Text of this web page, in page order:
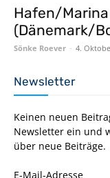
Hafen/
(Dänemark/
Sönke Roever - 4.
Newsletter
Keinen neuen
Newsletter ein und
über neue Beiträge.
E-Mail-Adresse